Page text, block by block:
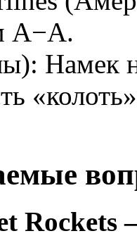
A−A.
Rockets